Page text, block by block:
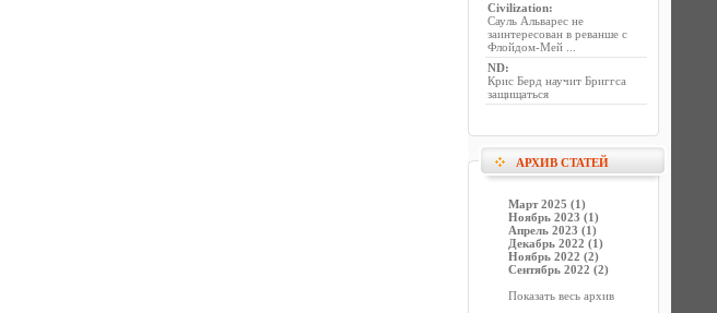
Civilization:
Сауль Альварес не
заинтересован в реванше с
Флойдом-Мей ...
ND:
Крис Берд научит Бриггса
защищаться
АРХИВ СТАТЕЙ
Март 2025 (1)
Ноябрь 2023 (1)
Апрель 2023 (1)
Декабрь 2022 (1)
Ноябрь 2022 (2)
Сентябрь 2022 (2)
Показать весь архив